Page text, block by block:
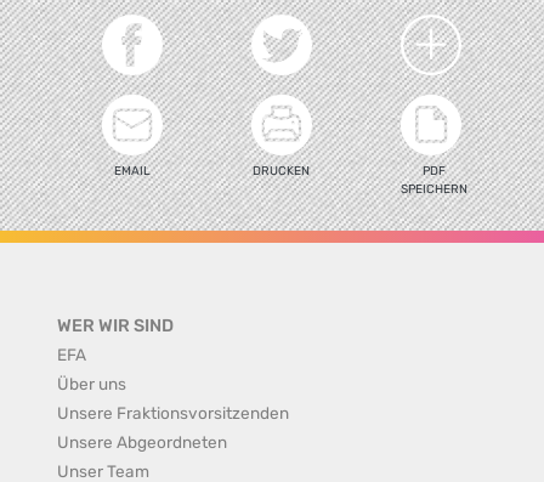
EMAIL DRUCKEN
PDF
SPEICHERN
WER WIR SIND
EFA
Über uns
Unsere Fraktionsvorsitzenden
Unsere Abgeordneten
Unser Team